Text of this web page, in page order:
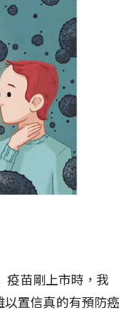
疫苗剛上市時，我
置信真的有預防癌